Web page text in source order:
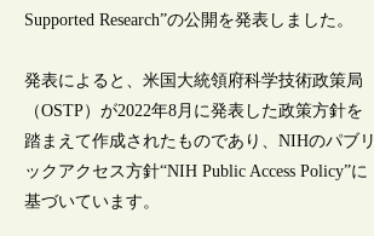
Supported Research”の公開を発表しました。
発表によると、米国大統領府科学技術政策局
（OSTP）が2022年8月に発表した政策方針を
踏まえて作成されたものであり、NIHのパブリ
ックアクセス方針“NIH Public Access Policy”に
基づいています。